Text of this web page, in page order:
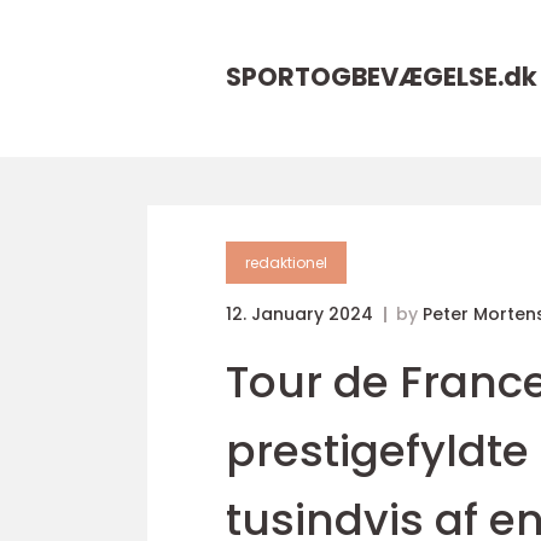
SPORTOGBEVÆGELSE.dk
redaktionel
12. January 2024 by Peter
Tour de
tusindvis af